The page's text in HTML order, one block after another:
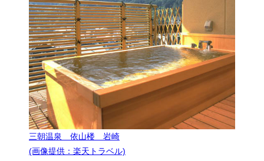
三朝温泉 依山楼 岩崎
(画像提供：楽天トラベル)